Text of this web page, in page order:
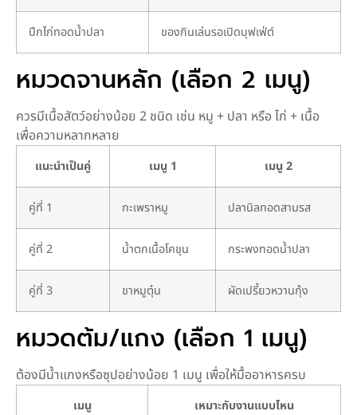
ปีกไก่ทอดน้ำปลา ของกินเล่นรอเปิดบุฟเฟ่ต์
หมวดจานหลัก (เลือก 2 เมนู)
ควรมีเนื้อสัตว์อย่างน้อย 2 ชนิด เช่น หมู + ปลา หรือ ไก่ + เนื้อ
เพื่อความหลากหลาย
แนะนำเป็นคู่ เมนู 1 เมนู 2
คู่ที่ 1 กะเพราหมู ปลานิลทอดสามรส
คู่ที่ 2 น้ำตกเนื้อโคขุน กระพงทอดน้ำปลา
คู่ที่ 3 ขาหมูตุ๋น ผัดเปรี้ยวหวานกุ้ง
หมวดต้ม/แกง (เลือก 1 เมนู)
ต้องมีน้ำแกงหรือซุปอย่างน้อย 1 เมนู เพื่อให้มื้ออาหารครบ
เมนู เหมาะกับงานแบบไหน